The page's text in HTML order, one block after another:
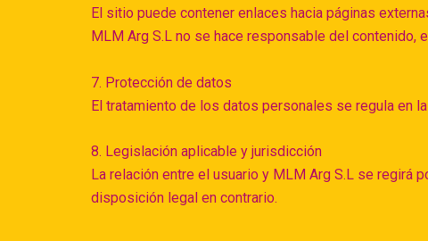
El sitio puede contener enlaces hacia páginas
MLM Arg S.L no se hace responsable del
7. Protección de datos
El tratamiento de los datos personales se regula en
8. Legislación aplicable y jurisdicción
La relación entre el usuario y MLM Arg S.L se regirá
disposición legal en contrario.